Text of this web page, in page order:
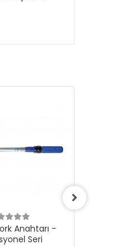
Anahtarı -
Seri